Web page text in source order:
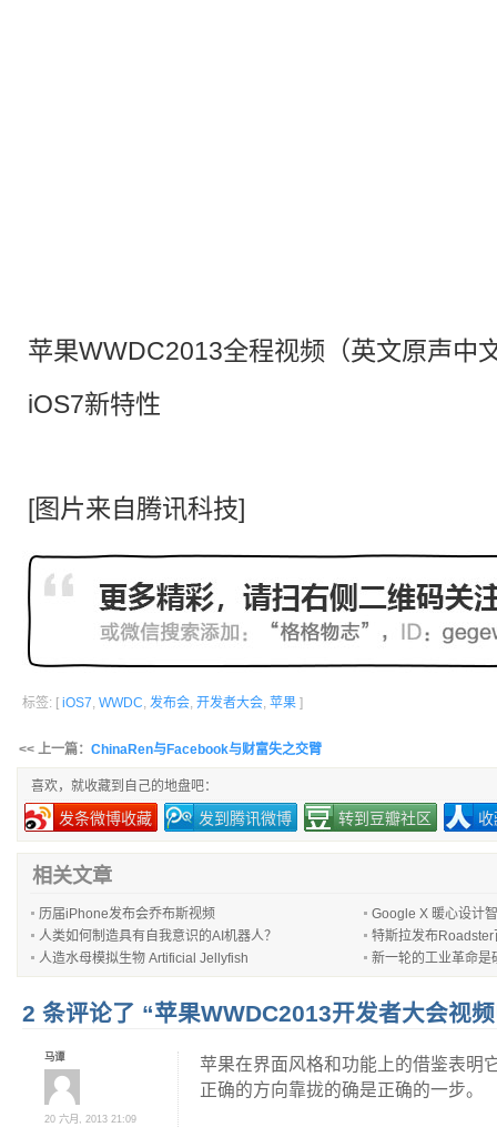
苹果WWDC2013全程视频（英文原声中
iOS7新特性
[图片来自腾讯科技]
标签: [ iOS7, WWDC, 发布会, 开发者大会, 苹果 ]
<< 上一篇： ChinaRen与Facebook与财富失之交臂
喜欢，就收藏到自己的地盘吧：
发条微博收藏 发到腾讯微博 转到豆瓣社区
相关文章
历届iPhone发布会乔布斯视频
Google X 暖心设计
人类如何制造具有自我意识的AI机器人？
特斯拉发布
人造水母模拟生物 Artificial Jellyfish
新一轮的工业革命是
2 条评论了 “苹果WWDC2013开发者大会视
马谭
20 六月, 2013 21:09
苹果在界面风格和功能上的借鉴表明
正确的方向靠拢的确是正确的一步。